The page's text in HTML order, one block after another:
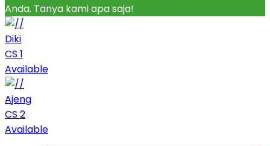
Anda. Tanya kami apa saja!
Diki
CS 1
Available
Ajeng
CS 2
Available